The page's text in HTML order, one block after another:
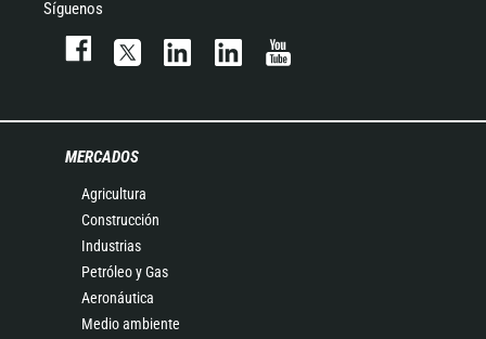
Síguenos
MERCADOS
Agricultura
Construcción
Industrias
Petróleo y Gas
Aeronáutica
Medio ambiente